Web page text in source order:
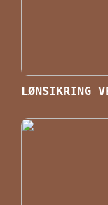
LØNSIKRING